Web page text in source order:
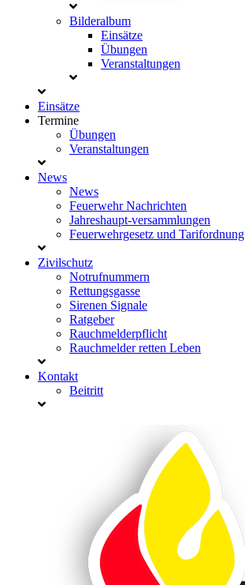
Bilderalbum
Einsätze
Übungen
Veranstaltungen
Einsätze
Termine
Übungen
Veranstaltungen
News
News
Feuerwehr Nachrichten
Jahreshaupt-versammlungen
Feuerwehrgesetz und Tarifordnung
Zivilschutz
Notrufnummern
Rettungsgasse
Sirenen Signale
Ratgeber
Rauchmelderpflicht
Rauchmelder retten Leben
Kontakt
Beitritt